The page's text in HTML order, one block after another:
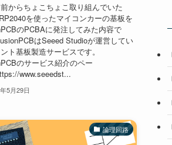
からちょこちょこ取り組んでいた
を使ったマイコンカーの基板を
のPCBAに発注してみた内容で
はSeeed Studioが運営してい
ト基板製造サービスです。
のサービス紹介のペー
www.seeedst...
5月29日
論理回路